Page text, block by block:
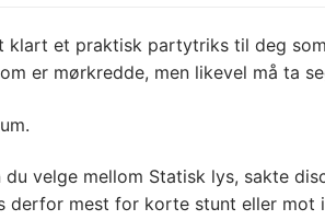
klart et praktisk partytriks til deg
er mørkredde, men likevel må ta
velge mellom Statisk lys, sakte
derfor mest for korte stunt eller mot